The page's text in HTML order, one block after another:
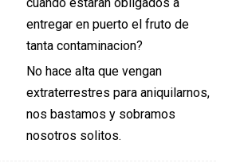
entregar en puerto el fruto de
tanta contaminacion?
No hace alta que vengan
extraterrestres para aniquilarnos,
nos bastamos y sobramos
nosotros solitos.